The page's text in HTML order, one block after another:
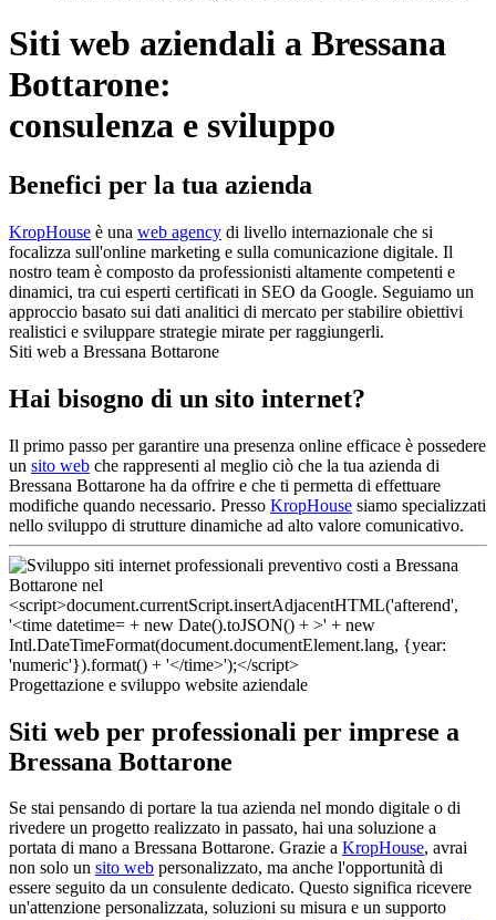
Siti web aziendali a Bressana
Bottarone:
consulenza e sviluppo
Benefici per la tua azienda
KropHouse è una web agency di livello internazionale che si
focalizza sull'online marketing e sulla comunicazione digitale. Il
nostro team è composto da professionisti altamente competenti e
dinamici, tra cui esperti certificati in SEO da Google. Seguiamo un
approccio basato sui dati analitici di mercato per stabilire obiettivi
realistici e sviluppare strategie mirate per raggiungerli.
Siti web a Bressana Bottarone
Hai bisogno di un sito internet?
Il primo passo per garantire una presenza online efficace è possedere
un sito web che rappresenti al meglio ciò che la tua azienda di
Bressana Bottarone ha da offrire e che ti permetta di effettuare
modifiche quando necessario. Presso KropHouse siamo specializzati
nello sviluppo di strutture dinamiche ad alto valore comunicativo.
Progettazione e sviluppo website aziendale
Siti web per professionali per imprese a
Bressana Bottarone
Se stai pensando di portare la tua azienda nel mondo digitale o di
rivedere un progetto realizzato in passato, hai una soluzione a
portata di mano a Bressana Bottarone. Grazie a KropHouse, avrai
non solo un sito web personalizzato, ma anche l'opportunità di
essere seguito da un consulente dedicato. Questo significa ricevere
un'attenzione personalizzata, soluzioni su misura e un supporto